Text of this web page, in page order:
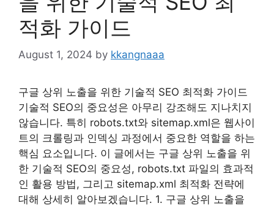
적화 가이드
August 1, 2024 by kkangnaaa
구글 상위 노출을 위한 기술적 SEO 최적화 가이드
기술적 SEO의 중요성은 아무리 강조해도 지나치지
않습니다. 특히 robots.txt와 sitemap.xml은 웹사이
트의 크롤링과 인덱싱 과정에서 중요한 역할을 하는
핵심 요소입니다. 이 글에서는 구글 상위 노출을 위
한 기술적 SEO의 중요성, robots.txt 파일의 효과적
인 활용 방법, 그리고 sitemap.xml 최적화 전략에
대해 상세히 알아보겠습니다. 1. 구글 상위 노출을